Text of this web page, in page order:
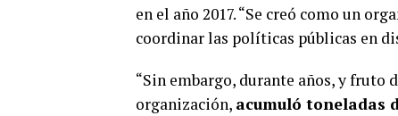
en el año 2017. “Se creó como un
coordinar las políticas públicas en
“Sin embargo, durante años, y
organización, acumuló toneladas